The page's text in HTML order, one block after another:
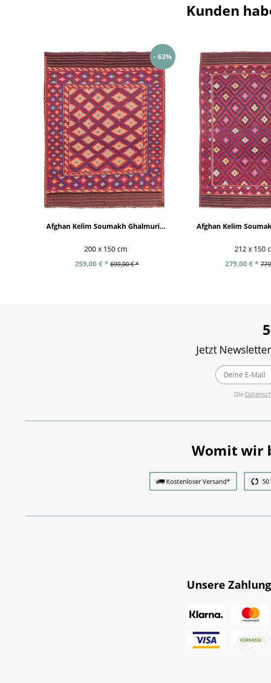
Kunden
- 63%
Afghan Kelim Soumakh Ghalmuri...
200 x 150 cm
259,00 € * 699,00 € *
Afghan Kelim
212 x 150
279,00 € *
Jetzt
Die
Womit wir
Kostenloser Versand*
Unsere